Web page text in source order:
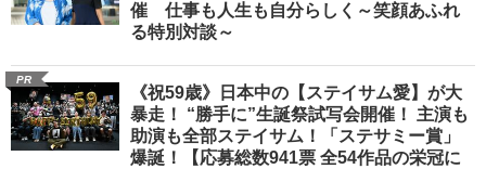
催 仕事も人生も自分らしく～笑顔あふれ
る特別対談～
PR
《祝59歳》日本中の【ステイサム愛】が大
暴走！ “勝手に”生誕祭試写会開催！ 主演も
助演も全部ステイサム！「ステサミー賞」
爆誕！【応募総数941票 全54作品の栄冠に